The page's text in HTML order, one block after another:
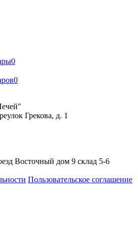
0
0
Грекова, д. 1
Восточный дом 9 склад 5-6
Пользовательское соглашение